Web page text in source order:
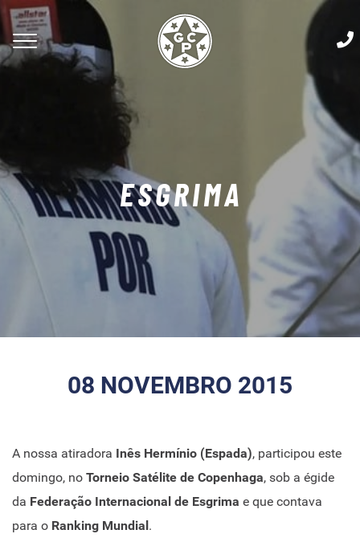
ESGRIMA
08 NOVEMBRO 2015
A nossa atiradora Inês Hermínio (Espada), participou este
domingo, no Torneio Satélite de Copenhaga, sob a égide
da Federação Internacional de Esgrima e que contava
para o Ranking Mundial.